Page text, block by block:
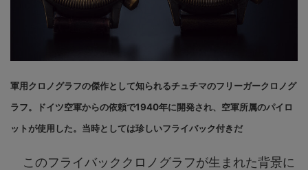
軍用クロノグラフの傑作として知られるチュチマのフリーガークロノグ
ラフ。ドイツ空軍からの依頼で1940年に開発され、空軍所属のパイロ
ットが使用した。当時としては珍しいフライバック付きだ
このフライバッククロノグラフが生まれた背景に